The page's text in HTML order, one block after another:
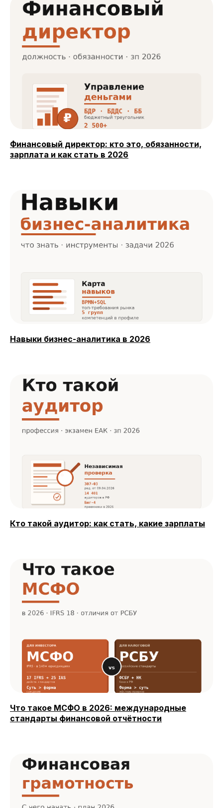
Финансовый директор: кто это, обязанности,
зарплата и как стать в 2026
Навыки бизнес-аналитика в 2026
Кто такой аудитор: как стать, какие зарплаты
Что такое МСФО в 2026: международные
стандарты финансовой отчётности